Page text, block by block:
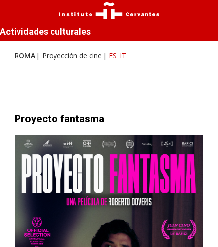
Actividades culturales
ROMA Proyección de cine ES IT
Proyecto fantasma